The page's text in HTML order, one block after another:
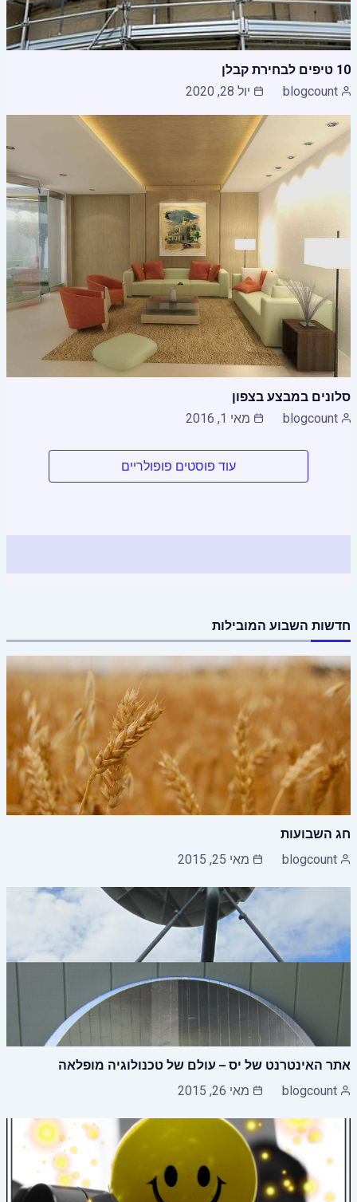
10 טיפים לבחירת קבלן
blogcount
יול 28, 2020
סלונים במבצע בצפון
blogcount
מאי 1, 2016
עוד פוסטים פופולריים
חדשות השבוע המובילות
חג השבועות
blogcount מאי 25, 2015
אתר האינטרנט של יס – עולם של טכנולוגיה מופלאה
blogcount מאי 26, 2015